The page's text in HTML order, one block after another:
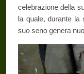
celebrazione della
la quale, durante la
suo seno genera